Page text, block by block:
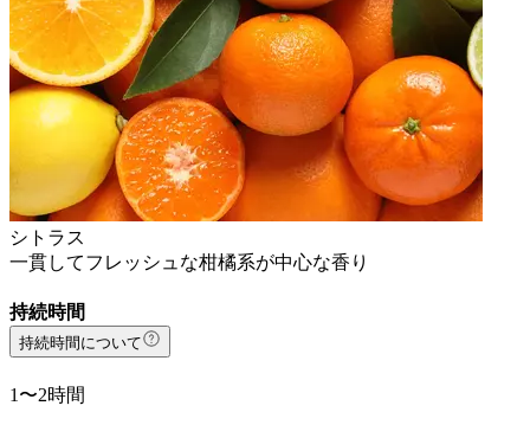
シトラス
一貫してフレッシュな柑橘系が中心な香り
持続時間
持続時間について
1〜2時間